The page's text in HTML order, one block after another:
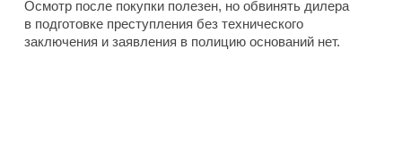
Осмотр после покупки полезен, но обвинять дилера
в подготовке преступления без технического
заключения и заявления в полицию оснований нет.